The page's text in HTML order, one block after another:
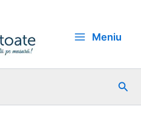
Meniu